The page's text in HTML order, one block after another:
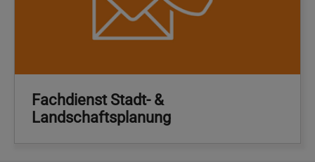
Fachdienst Stadt- &
Landschaftsplanung